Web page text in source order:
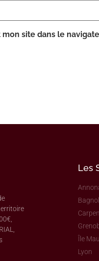
site dans le
Les
Île
Lyon